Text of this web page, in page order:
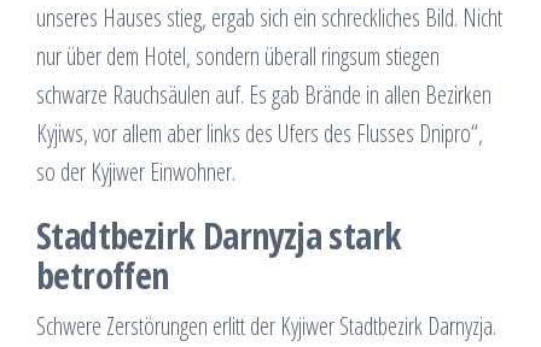
unseres Hauses stieg, ergab sich ein schreckliches Bild. Nicht
nur über dem Hotel, sondern überall ringsum stiegen
schwarze Rauchsäulen auf. Es gab Brände in allen Bezirken
Kyjiws, vor allem aber links des Ufers des Flusses Dnipro“,
so der Kyjiwer Einwohner.
Stadtbezirk Darnyzja stark
betroffen
Schwere Zerstörungen erlitt der Kyjiwer Stadtbezirk Darnyzja.